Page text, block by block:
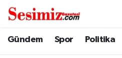
Gündem Spor Politika
Dünya
Nöbetçi Eczaneler